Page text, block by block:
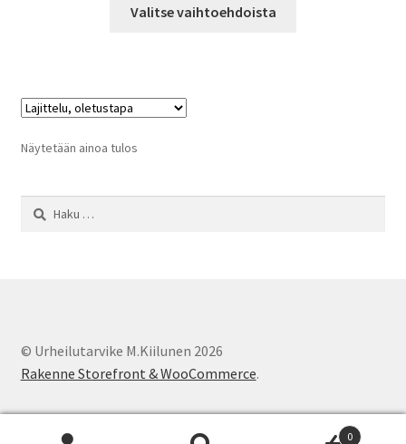
-
Valitse vaihtoehdoista
Näytetään ainoa tulos
Haku:
© Urheilutarvike M.Kiilunen 2026
Rakenne Storefront & WooCommerce.
0